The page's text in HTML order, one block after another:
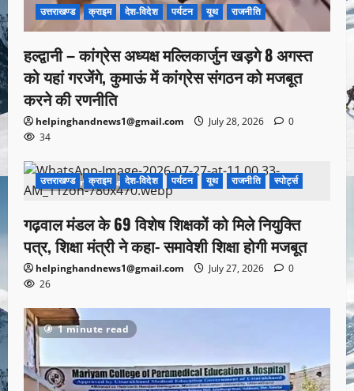
उत्तराखण्ड क्राइम देश-विदेश पर्यटन यूथ राजनीति
हल्द्वानी – कांग्रेस अध्यक्ष मल्लिकार्जुन खड़गे 8 अगस्त
को यहां गरजेंगे, कुमाऊं में कांग्रेस संगठन को मजबूत
करने की रणनीति
helpinghandnews1@gmail.com July 28, 2026
0
34
1 minute read
उत्तराखण्ड क्राइम देश-विदेश पर्यटन यूथ राजनीति स्पोर्ट्स
गढ़वाल मंडल के 69 विशेष शिक्षकों को मिले नियुक्ति
पत्र, शिक्षा मंत्री ने कहा- समावेशी शिक्षा होगी मजबूत
helpinghandnews1@gmail.com July 27, 2026
0
26
1 minute read